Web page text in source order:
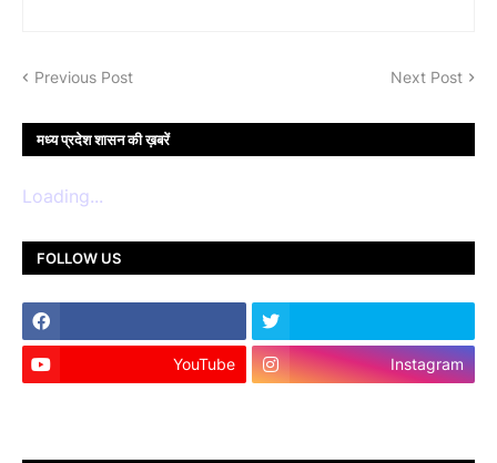
Previous Post Next Post
मध्य प्रदेश शासन की ख़बरें
Loading...
FOLLOW US
YouTube Instagram